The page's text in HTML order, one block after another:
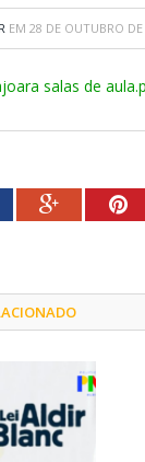
EM 28 DE OUTUBRO
salas de
Google+